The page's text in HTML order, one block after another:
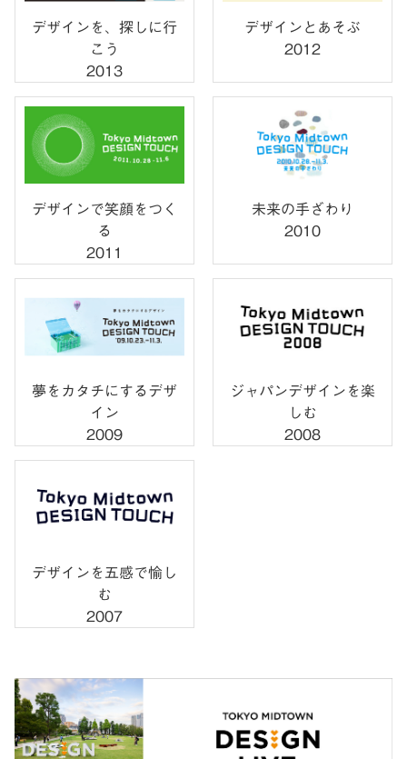
デザインを、探しに行
こう
2013
デザインとあそぶ
2012
デザインで笑顔をつく
る
2011
未来の手ざわり
2010
夢をカタチにするデザ
イン
2009
ジャパンデザインを楽
しむ
2008
デザインを五感で愉し
む
2007